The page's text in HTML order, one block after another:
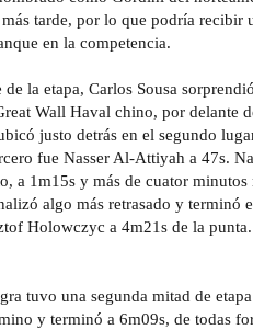
tarde, por lo que podría recibir
en la competencia.
de la etapa, Carlos Sousa
Wall Haval chino, por delante
justo detrás en el segundo
fue Nasser Al-Attiyah a 47s.
a 1m15s y más de cuator minutos
algo más retrasado y terminó
Holowczyc a 4m21s de la punta.
tuvo una segunda mitad de
y terminó a 6m09s, de todas